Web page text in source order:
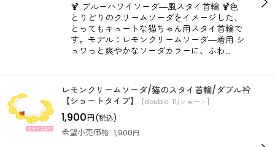
🍹 ブルーハワイソーダ―風スタイ首輪 🍹色
とりどりのクリームソーダをイメージした、
とってもキュートな猫ちゃん用スタイ首輪で
す。モデル：レモンクリームソーダ―着用 シ
ュワっと爽やかなソーダカラーに、ふわ…
レモンクリームソーダ/猫のスタイ首輪/ダブル衿
【ショートタイプ】
[double-11/ショート]
1,900円(税込)
希望小売価格: 1,900円